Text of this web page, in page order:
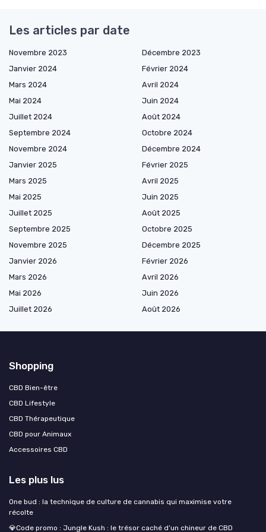
Les articles par date
Novembre 2023
Décembre 2023
Janvier 2024
Février 2024
Mars 2024
Avril 2024
Mai 2024
Juin 2024
Juillet 2024
Août 2024
Septembre 2024
Octobre 2024
Novembre 2024
Décembre 2024
Janvier 2025
Février 2025
Mars 2025
Avril 2025
Mai 2025
Juin 2025
Juillet 2025
Août 2025
Septembre 2025
Octobre 2025
Novembre 2025
Décembre 2025
Janvier 2026
Février 2026
Mars 2026
Avril 2026
Mai 2026
Juin 2026
Juillet 2026
Août 2026
Shopping
CBD Bien-être
CBD Lifestyle
CBD Thérapeutique
CBD pour Animaux
Accessoires CBD
Les plus lus
One bud : la technique de culture de cannabis qui maximise votre
récolte
💎Code promo : Jungle Kush : le trésor caché d’un chineur de CBD